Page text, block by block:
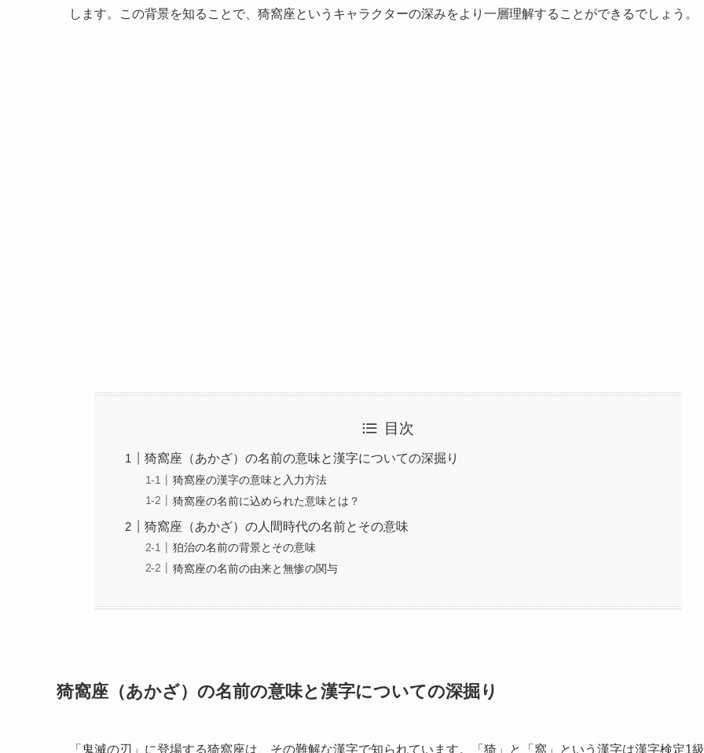
します。この背景を知ることで、猗窩座というキャラクターの深みをより一層理解することができるでしょう。
目次
猗窩座（あかざ）の名前の意味と漢字についての深掘り
猗窩座の漢字の意味と入力方法
猗窩座の名前に込められた意味とは？
猗窩座（あかざ）の人間時代の名前とその意味
狛治の名前の背景とその意味
猗窩座の名前の由来と無惨の関与
猗窩座（あかざ）の名前の意味と漢字についての深掘り
「鬼滅の刃」に登場する猗窩座は、その難解な漢字で知られています。「猗」と「窩」という漢字は漢字検定1級